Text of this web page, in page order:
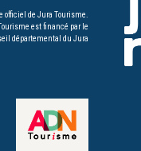
officiel de Jura Tourisme.
est financé par le
départemental du Jura